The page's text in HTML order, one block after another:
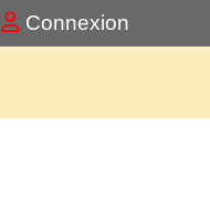
Connexion